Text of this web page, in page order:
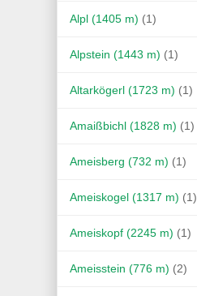
Alpl (1405 m) (1)
Alpstein (1443 m) (1)
Altarkögerl (1723 m) (1)
Amaißbichl (1828 m) (1)
Ameisberg (732 m) (1)
Ameiskogel (1317 m) (1)
Ameiskopf (2245 m) (1)
Ameisstein (776 m) (2)